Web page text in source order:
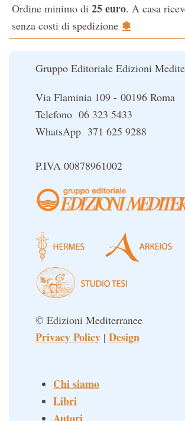
La Fonte del Benessere
Nonsoloscienza
Opere di Julius Evola
Simbolica Massonica
Un libro per Sempre
La Cabala
Il potere del serpente
Ordine minimo di 25 euro. A casa
senza costi di spedizione ✽
Gruppo Editoriale Edizioni
Via Flaminia 109 - 00196 Roma
Telefono 06 323 5433
WhatsApp 371 625 9288
P.IVA 00878961002
© Edizioni Mediterranee
Privacy Policy | Design
Chi siamo
Libri